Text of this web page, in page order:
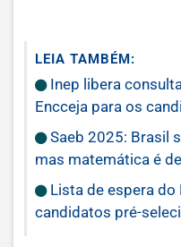
LEIA TAMBÉM:
Inep libera
Encceja para os
Saeb 2025: Brasil
mas matemática é
Lista de espera do
candidatos pré-